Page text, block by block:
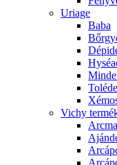
Uriage
Baba
Vichy